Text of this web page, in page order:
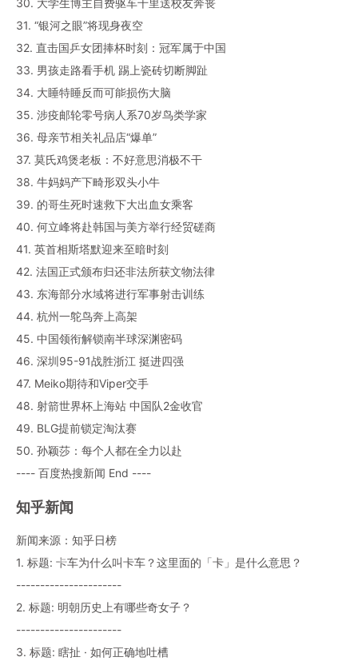
30. 大学生博主自费驱车千里送校友奔丧
31. “银河之眼”将现身夜空
32. 直击国乒女团捧杯时刻：冠军属于中国
33. 男孩走路看手机 踢上瓷砖切断脚趾
34. 大睡特睡反而可能损伤大脑
35. 涉疫邮轮零号病人系70岁鸟类学家
36. 母亲节相关礼品店“爆单”
37. 莫氏鸡煲老板：不好意思消极不干
38. 牛妈妈产下畸形双头小牛
39. 的哥生死时速救下大出血女乘客
40. 何立峰将赴韩国与美方举行经贸磋商
41. 英首相斯塔默迎来至暗时刻
42. 法国正式颁布归还非法所获文物法律
43. 东海部分水域将进行军事射击训练
44. 杭州一鸵鸟奔上高架
45. 中国领衔解锁南半球深渊密码
46. 深圳95-91战胜浙江 挺进四强
47. Meiko期待和Viper交手
48. 射箭世界杯上海站 中国队2金收官
49. BLG提前锁定淘汰赛
50. 孙颖莎：每个人都在全力以赴
---- 百度热搜新闻 End ----
知乎新闻
新闻来源：知乎日榜
1. 标题: 卡车为什么叫卡车？这里面的「卡」是什么意思？
----------------------
2. 标题: 明朝历史上有哪些奇女子？
----------------------
3. 标题: 瞎扯 · 如何正确地吐槽